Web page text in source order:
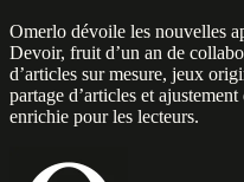
Omerlo dévoile les nouvelles
Devoir, fruit d’un an de
d’articles sur mesure, jeux
partage d’articles et
enrichie pour les lecteurs.